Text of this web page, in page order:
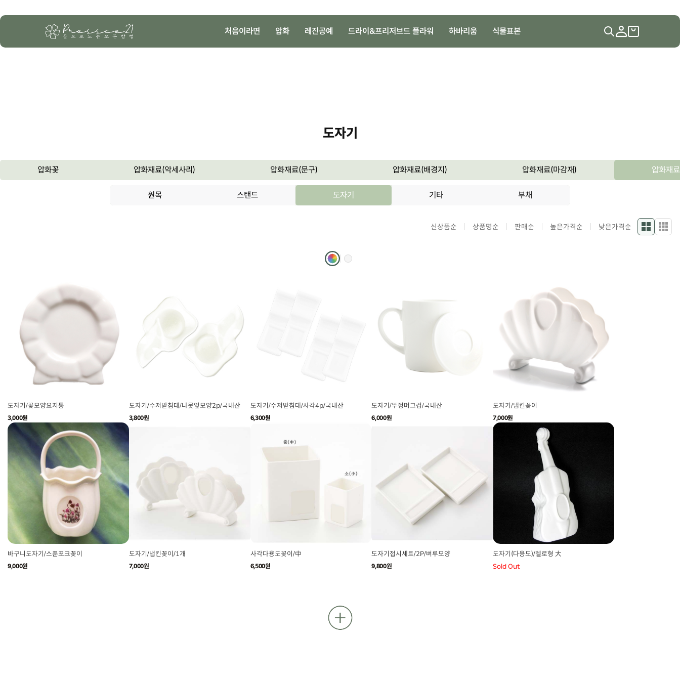
처음이라면 압화 레진공예 드라이&프리저브드 플라워 하바리움 식물표본
도자기
압화꽃 압화재료(악세사리) 압화재료(문구) 압화재료(배경지) 압화재료(마감재) 압화재
원목 스탠드 도자기 기타 부채
신상품순 상품명순 판매순 높은가격순 낮은가격순
도자기/꽃모양요지통
3,000원
도자기/수저받침대/나뭇잎모양2p/국내산
3,800원
도자기/수저받침대/사각4p/국내산
6,300원
도자기/뚜껑머그컵/국내산
6,000원
도자기/냅킨꽂이
7,000원
바구니도자기/스푼포크꽂이
9,000원
도자기/냅킨꽂이/1개
7,000원
사각다용도꽂이/中
6,500원
도자기접시세트/2P/벼루모양
9,800원
도자기(다용도)/첼로형 大
Sold Out